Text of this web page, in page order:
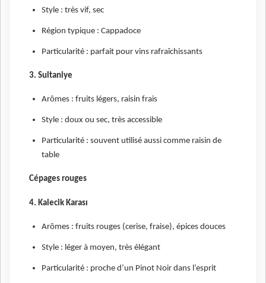
Style : très vif, sec
Région typique : Cappadoce
Particularité : parfait pour vins rafraîchissants
3. Sultaniye
Arômes : fruits légers, raisin frais
Style : doux ou sec, très accessible
Particularité : souvent utilisé aussi comme raisin de
table
Cépages rouges
4. Kalecik Karası
Arômes : fruits rouges (cerise, fraise), épices douces
Style : léger à moyen, très élégant
Particularité : proche d’un Pinot Noir dans l’esprit